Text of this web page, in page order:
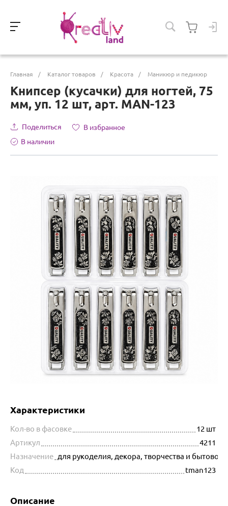
Главная / Каталог товаров / Красота / Маникюр и педикюр
Книпсер (кусачки) для ногтей, 75
мм, уп. 12 шт, арт. MAN-123
Поделиться
В избранное
В наличии
Характеристики
Кол-во в фасовке
12 шт
Артикул
4211
Назначение для рукоделия, декора, творчества и
Код
tman123
Описание